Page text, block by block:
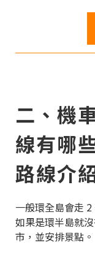
二、機
線有哪
路線介
一般環全島會走
如果是環半島就
市，並安排景點。